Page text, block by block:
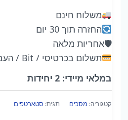
FHD
משלוח חינם
החזרה תוך 30 יום
🛡אחריות מלאה
תשלום בכרטיסי / Bit / העברה
במלאי מיידי: 2 יחידות
קטגוריה: מסכים תגית: סטארטפים